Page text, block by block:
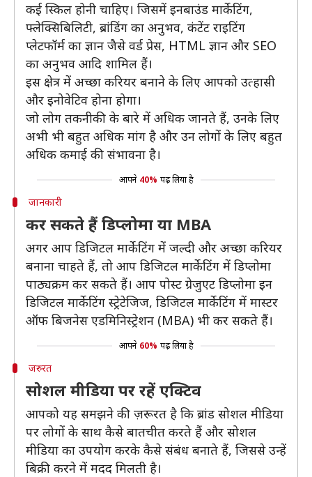
कई स्किल होनी चाहिए। जिसमें इनबाउंड मार्केटिंग,
फ्लेक्सिबिलिटी, ब्रांडिंग का अनुभव, कंटेंट राइटिंग
प्लेटफॉर्म का ज्ञान जैसे वर्ड प्रेस, HTML ज्ञान और SEO
का अनुभव आदि शामिल हैं।
इस क्षेत्र में अच्छा करियर बनाने के लिए आपको उत्हासी
और इनोवेटिव होना होगा।
जो लोग तकनीकी के बारे में अधिक जानते हैं, उनके लिए
अभी भी बहुत अधिक मांग है और उन लोगों के लिए बहुत
अधिक कमाई की संभावना है।
आपने 40% पढ़ लिया है
जानकारी
कर सकते हैं डिप्लोमा या MBA
अगर आप डिजिटल मार्केटिंग में जल्दी और अच्छा करियर
बनाना चाहते हैं, तो आप डिजिटल मार्केटिंग में डिप्लोमा
पाठ्यक्रम कर सकते हैं। आप पोस्ट ग्रेजुएट डिप्लोमा इन
डिजिटल मार्केटिंग स्ट्रेटेजिज, डिजिटल मार्केटिंग में मास्टर
ऑफ बिजनेस एडमिनिस्ट्रेशन (MBA) भी कर सकते हैं।
आपने 60% पढ़ लिया है
जरुरत
सोशल मीडिया पर रहें एक्टिव
आपको यह समझने की ज़रूरत है कि ब्रांड सोशल मीडिया
पर लोगों के साथ कैसे बातचीत करते हैं और सोशल
मीडिया का उपयोग करके कैसे संबंध बनाते हैं, जिससे उन्हें
बिक्री करने में मदद मिलती है।